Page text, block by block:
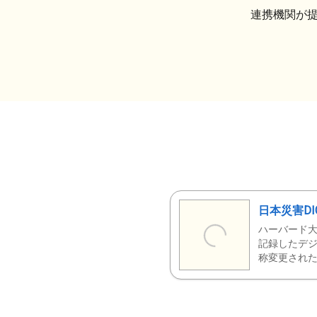
連携機関が
日本災害
ハーバード
記録したデ
称変更された